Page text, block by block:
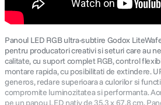
10. insta 360
Panoul LED RGB ultra-subtire Godox
pentru producatori creativi si seturi care au
calitate, cu suport complet RGB, control
montare rapida, cu posibilitati de extindere.
generos, redare superioara a culorilor si
compromite luminozitatea si performanta.
pe un panou LED nativ de 35,3 x 67,8 cm.